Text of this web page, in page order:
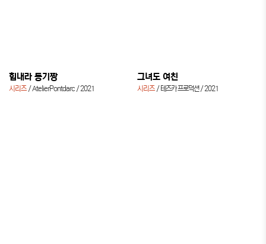
힘내라 동기짱
시리즈 AtelierPontdarc 2021
그녀도 여친
시리즈 테즈카 프로덕션 2021